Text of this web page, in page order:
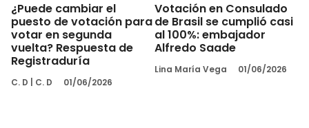
¿Puede cambiar el
puesto de votación para
votar en segunda
vuelta? Respuesta de
Registraduría
C. D C. D 01/06/2026
Votación en Consulado
de Brasil se cumplió casi
al 100%: embajador
Alfredo Saade
Lina María Vega 01/06/2026